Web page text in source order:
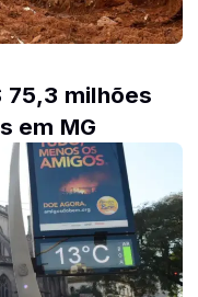
75,3 milhões
em MG